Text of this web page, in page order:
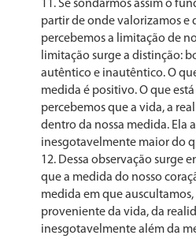
Se sondarmos assim o
par­tir de onde valorizamos e
percebemos a limitação de
limitação surge a distinção:
autêntico e inau­têntico. O
medida é posi­tivo. O que
percebemos que a vida, a
dentro da nossa medi­da. Ela
inesgotavelmente maior do
Dessa observação surge
que a medida do nosso
medida em que
proveniente da vida, da
inesgotavelmente além da